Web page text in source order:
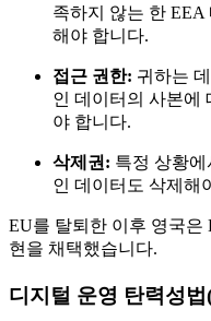
족하지 않는 한
해야 합니다.
접근 권한: 귀하는
인 데이터의 사본에
야 합니다.
삭제권: 특정 상황
인 데이터도 삭제해
EU를 탈퇴한 이후 영국은
현을 채택했습니다.
디지털 운영 탄력성